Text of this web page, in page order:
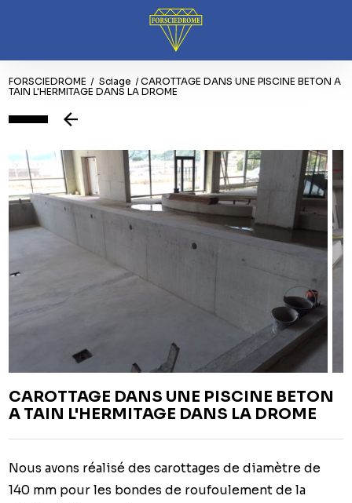
FORSCIEDROME Sciage
CAROTTAGE DANS UNE PISCINE BETON A
TAIN L'HERMITAGE DANS LA DROME
CAROTTAGE DANS UNE PISCINE BETON
A TAIN L'HERMITAGE DANS LA DROME
Nous avons réalisé des carottages de diamètre de
140 mm pour les bondes de roufoulement de la
Panneau de gestion des cookies